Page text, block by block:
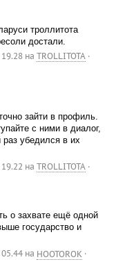
троллитота
достали.
19.28на TROLLITOTA ·
зайти в профиль.
с ними в диалог,
убедился в их
19.22 на TROLLITOTA ·
о захвате ещё одной
государство и
05.44на HOOTOROK ·